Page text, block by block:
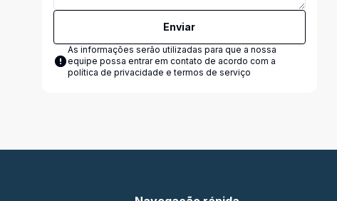
Enviar
As informações serão utilizadas para que a nossa
equipe possa entrar em contato de acordo com a
política de privacidade e termos de serviço